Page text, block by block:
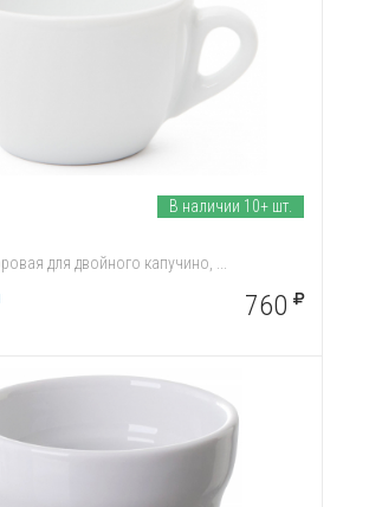
для двойного капучино, ...
В наличии 10+ шт.
760